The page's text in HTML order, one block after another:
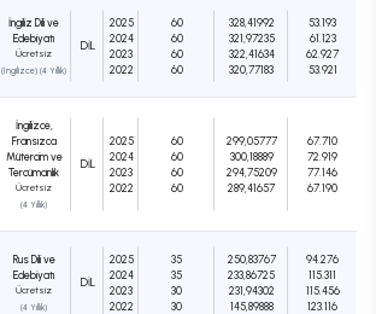
İngiliz Dili ve
Edebiyatı
Ücretsiz
(İngilizce) (4 Yıllık)
DIL
2025
2024
2023
2022
60
60
60
60
328,41992
321,97235
322,41634
320,77183
53.193
61.123
62.927
53.921
İngilizce,
Fransızca
Mütercim ve
Tercümanlık
Ücretsiz
(4 Yıllık)
DIL
2025
2024
2023
2022
60
60
60
60
299,05777
300,18889
294,75209
289,41657
67.710
72.919
77.146
67.190
Rus Dili ve
Edebiyatı
Ücretsiz
(4 Yıllık)
DIL
2025
2024
2023
2022
35
35
30
30
250,83767
233,86725
231,94302
145,89888
94.276
115.311
115.456
123.116